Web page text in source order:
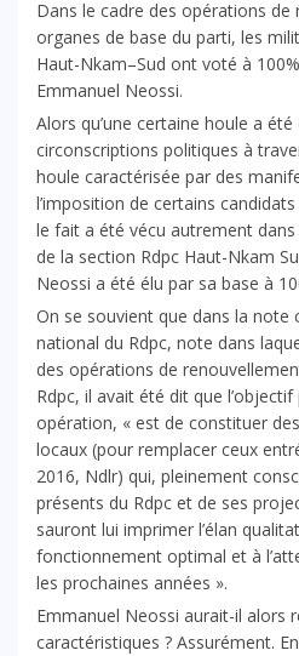
Dans le cadre des opérations de
organes de base du parti, les
Haut-Nkam–Sud ont voté à
Emmanuel Neossi.
Alors qu’une certaine houle a
circonscriptions politiques à
houle caractérisée par des
l’imposition de certains
le fait a été vécu autrement
de la section Rdpc Haut-Nkam
Neossi a été élu par sa base à
On se souvient que dans la note
national du Rdpc, note dans
des opérations de
Rdpc, il avait été dit que
opération, « est de constituer
locaux (pour remplacer ceux
2016, Ndlr) qui, pleinement
présents du Rdpc et de ses
sauront lui imprimer l’élan
fonctionnement optimal et à
les prochaines années ».
Emmanuel Neossi aurait-il alors
caractéristiques ? Assurément.